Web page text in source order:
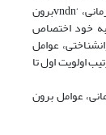
توجه به اوزان مقادیر عوامل اصلی، عوامل درون سازمانی، ‘vndnبرون
به خود اختصاص
عوامل
اولویت اول تا
عوامل برون